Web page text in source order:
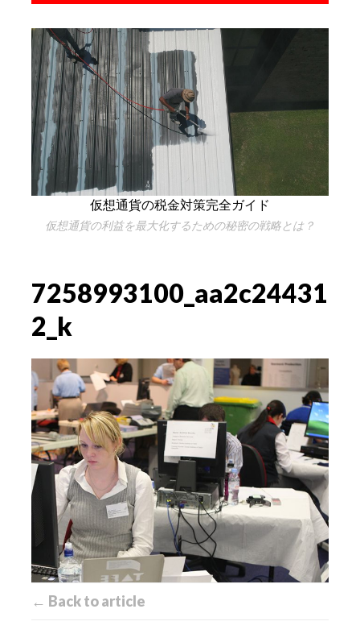
仮想通貨の税金対策完全ガイド
仮想通貨の利益を最大化するための秘密の戦略とは？
7258993100_aa2c24431
2_k
← Back to article